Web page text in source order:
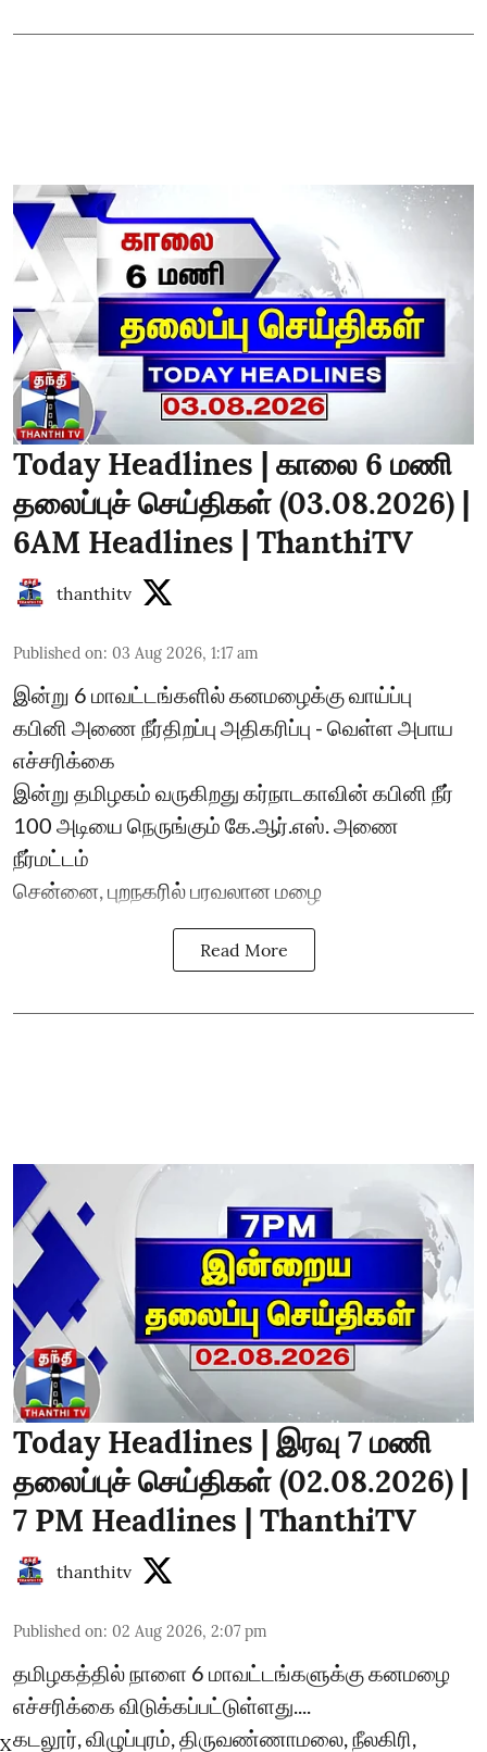
Today Headlines | காலை 6 மணி
தலைப்புச் செய்திகள் (03.08.2026) |
6AM Headlines | ThanthiTV
thanthitv
Published on: 03 Aug 2026, 1:17 am
இன்று 6 மாவட்டங்களில் கனமழைக்கு வாய்ப்பு
கபினி அணை நீர்திறப்பு அதிகரிப்பு - வெள்ள அபாய
எச்சரிக்கை
இன்று தமிழகம் வருகிறது கர்நாடகாவின் கபினி நீர்
100 அடியை நெருங்கும் கே.ஆர்.எஸ். அணை
நீர்மட்டம்
சென்னை, புறநகரில் பரவலான மழை
Read More
Today Headlines | இரவு 7 மணி
தலைப்புச் செய்திகள் (02.08.2026) |
7 PM Headlines | ThanthiTV
thanthitv
Published on: 02 Aug 2026, 2:07 pm
தமிழகத்தில் நாளை 6 மாவட்டங்களுக்கு கனமழை
எச்சரிக்கை விடுக்கப்பட்டுள்ளது....
கடலூர், விழுப்புரம், திருவண்ணாமலை, நீலகிரி,
X